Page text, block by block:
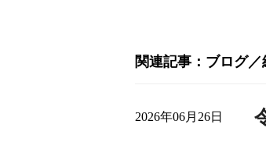
関連記事 ブログ
2026年06月26日